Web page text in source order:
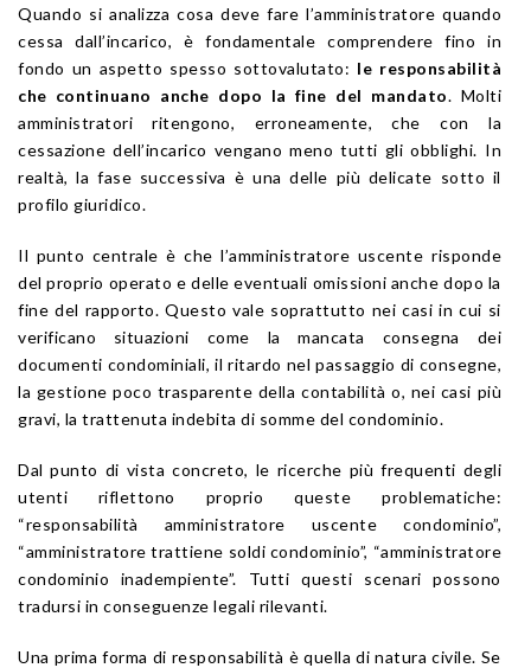
Quando si analizza cosa deve fare l’amministratore quando
cessa dall’incarico, è fondamentale comprendere fino in
fondo un aspetto spesso sottovalutato: le responsabilità
che continuano anche dopo la fine del mandato. Molti
amministratori ritengono, erroneamente, che con la
cessazione dell’incarico vengano meno tutti gli obblighi. In
realtà, la fase successiva è una delle più delicate sotto il
profilo giuridico.
Il punto centrale è che l’amministratore uscente risponde
del proprio operato e delle eventuali omissioni anche dopo la
fine del rapporto. Questo vale soprattutto nei casi in cui si
verificano situazioni come la mancata consegna dei
documenti condominiali, il ritardo nel passaggio di consegne,
la gestione poco trasparente della contabilità o, nei casi più
gravi, la trattenuta indebita di somme del condominio.
Dal punto di vista concreto, le ricerche più frequenti degli
utenti riflettono proprio queste problematiche:
“responsabilità amministratore uscente condominio”,
“amministratore trattiene soldi condominio”, “amministratore
condominio inadempiente”. Tutti questi scenari possono
tradursi in conseguenze legali rilevanti.
Una prima forma di responsabilità è quella di natura civile. Se